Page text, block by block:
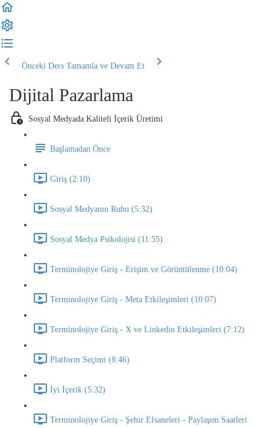
Önceki Ders Tamamla ve Devam Et
Dijital Pazarlama
Sosyal Medyada Kaliteli İçerik Üretimi
Başlamadan Önce
Giriş (2:10)
Sosyal Medyanın Ruhu (5:32)
Sosyal Medya Psikolojisi (11:55)
Terminolojiye Giriş - Erişim ve Görüntülenme (10:04)
Terminolojiye Giriş - Meta Etkileşimleri (10:07)
Terminolojiye Giriş - X ve Linkedin Etkileşimleri (7:12)
Platform Seçimi (8:46)
İyi İçerik (5:32)
Terminolojiye Giriş - Şehir Efsaneleri - Paylaşım Saatleri